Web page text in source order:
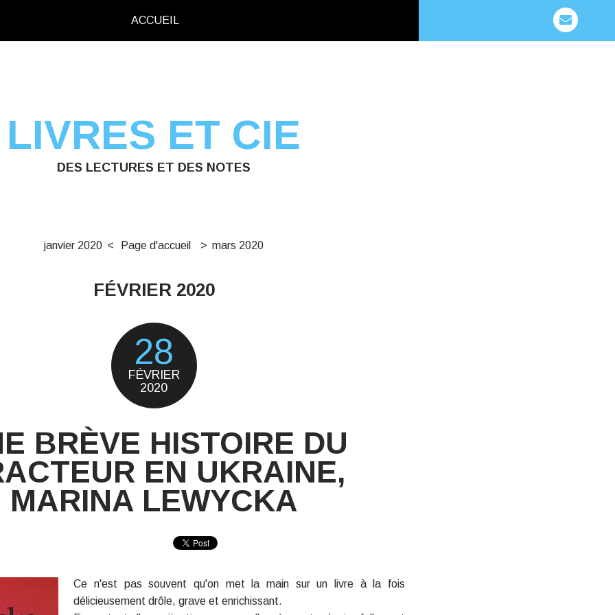
ACCUEIL
LIVRES ET CIE
DES LECTURES ET DES NOTES
janvier 2020 Page d'accueil mars 2020
FÉVRIER 2020
28
FÉVRIER
2020
BRÈVE HISTOIRE DU
EN UKRAINE,
MARINA LEWYCKA
Ce n'est pas souvent qu'on met la main sur un livre à la fois
délicieusement drôle, grave et enrichissant.